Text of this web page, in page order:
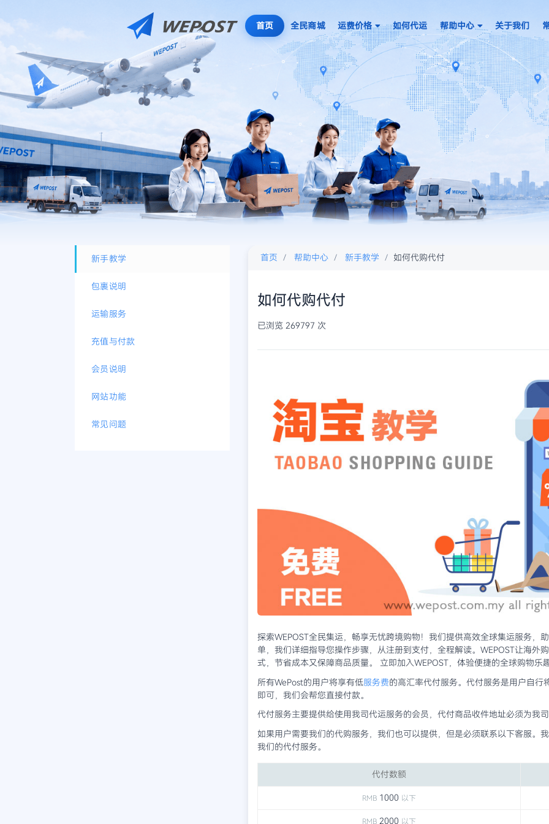
首页 全民商城 运费价格 如何代运 帮助中心 关于我们
首页 帮助中心 新手教学 如何代购代付
如何代购代付
已浏览 269797 次
探索WEPOST全民集运，畅享无忧跨境购物！我们提供高效全球集运服务，
单，我们详细指导您操作步骤，从注册到支付，全程解读。WEPOST让海外
式，节省成本又保障商品质量。 立即加入WEPOST，体验便捷的全球购物乐
所有WePost的用户将享有低服务费的高汇率代付服务。代付服务是用户自行
即可，我们会帮您直接付款。
代付服务主要提供给使用我司代运服务的会员，代付商品收件地址必须为我
如果用户需要我们的代购服务，我们也可以提供，但是必须联系以下客服。
我们的代付服务。
代付数额
RMB1000 以下
RMB2000 以下
新手教学
包裹说明
运输服务
充值与付款
会员说明
网站功能
常见问题